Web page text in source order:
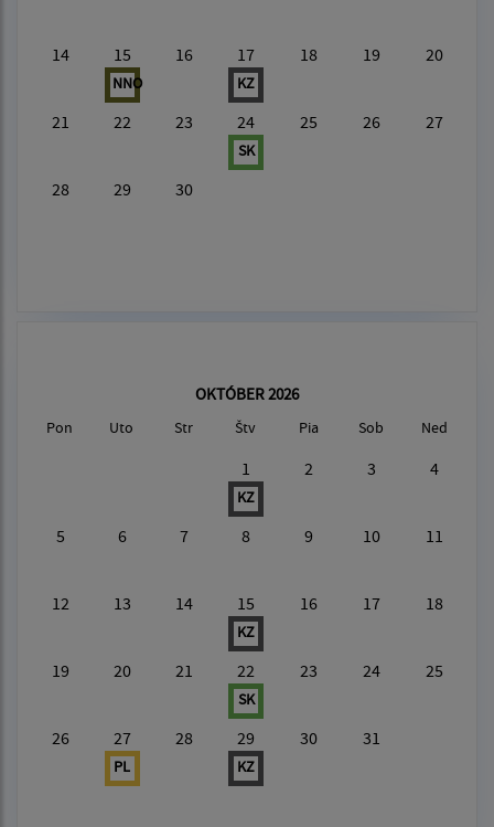
14 15
NNO
16 17
KZ
18 19 20
21 22 23 24
SK
25 26 27
28 29 30
OKTÓBER 2026
Pon Uto Str Štv Pia Sob Ned
1
KZ
2 3 4
5 6 7 8 9 10 11
12 13 14 15
KZ
16 17 18
19 20 21 22
SK
23 24 25
26 27
PL
28 29
KZ
30 31